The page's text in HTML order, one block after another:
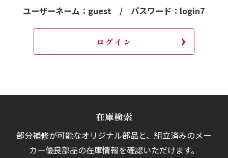
ユーザーネーム：guest / パスワード：login7
在庫検索
部分補修が可能なオリジナル部品と、組立済みのメー
カー優良部品の在庫情報を確認いただけます。